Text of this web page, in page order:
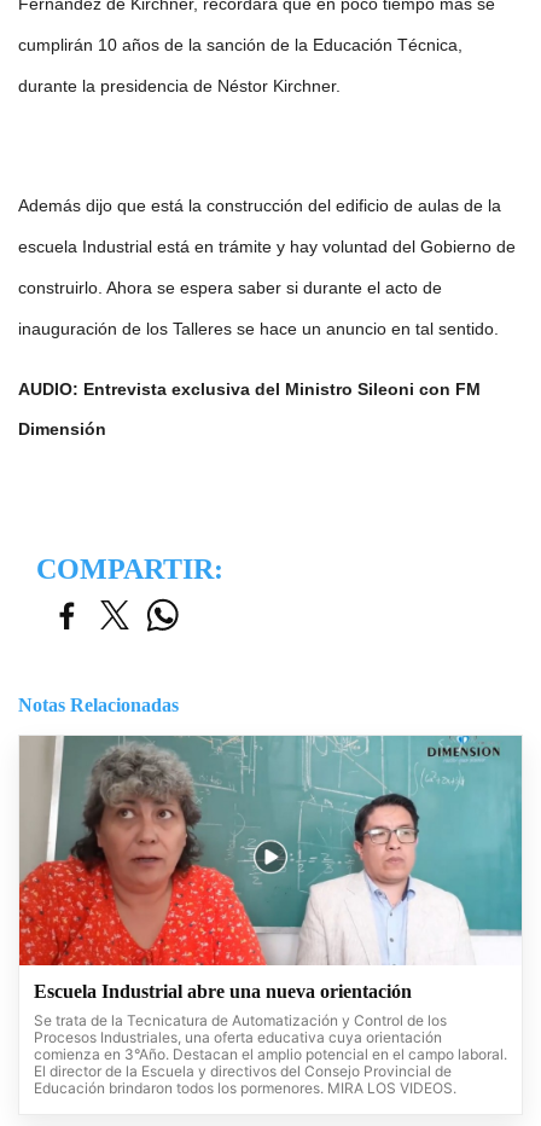
cumplirán 10 años de la sanción de la Educación Técnica,
durante la presidencia de Néstor Kirchner.
Además dijo que está la construcción del edificio de aulas de la
escuela Industrial está en trámite y hay voluntad del Gobierno de
construirlo. Ahora se espera saber si durante el acto de
inauguración de los Talleres se hace un anuncio en tal sentido.
AUDIO: Entrevista exclusiva del Ministro Sileoni con FM
Dimensión
COMPARTIR:
Notas Relacionadas
Escuela Industrial abre una nueva orientación
Se trata de la Tecnicatura de Automatización y Control de los
Procesos Industriales, una oferta educativa cuya orientación
comienza en 3°Año. Destacan el amplio potencial en el campo laboral.
El director de la Escuela y directivos del Consejo Provincial de
Educación brindaron todos los pormenores. MIRA LOS VIDEOS.